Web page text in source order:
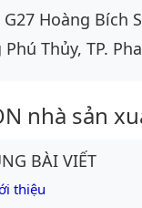
G27 Hoàng Bích
Thủy, TP.
nhà sản
BÀI VIẾT
thiệu